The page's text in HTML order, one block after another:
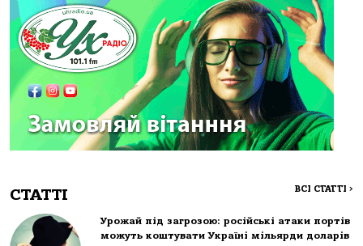
СТАТТІ ВСІ СТАТТІ >
Урожай під загрозою: російські атаки портів
можуть коштувати Україні мільярди доларів